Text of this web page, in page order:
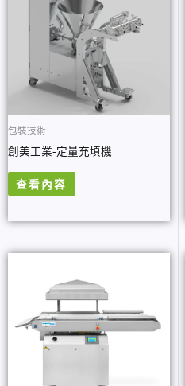
包裝技術
創美工業-定量充填機
查看內容